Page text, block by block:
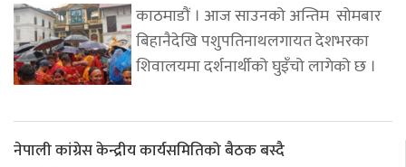
काठमाडौं । आज साउनको अन्तिम सोमबार
बिहानैदेखि पशुपतिनाथलगायत देशभरका
शिवालयमा दर्शनार्थीको घुइँचो लागेको छ ।
नेपाली कांग्रेस केन्द्रीय कार्यसमितिको बैठक बस्दै